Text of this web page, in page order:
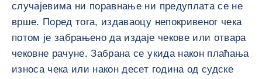
случајевима ни поравнање ни предуплата се не
врше. Поред тога, издаваоцу непокривеног чека
потом је забрањено да издаје чекове или отвара
чековне рачуне. Забрана се укида након плаћања
износа чека или након десет година од судске